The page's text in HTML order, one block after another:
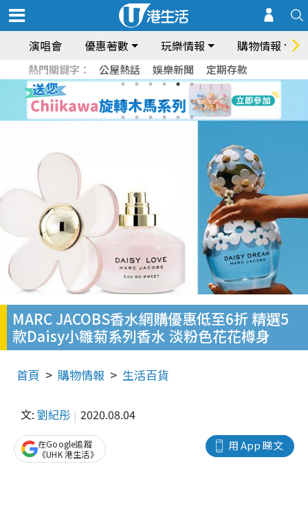
演唱會 優惠著數 玩樂情報 購物情報
熱門關鍵字： 公屋熱話 娛樂新聞 定期存款
MARC JACOBS香水網購優惠低至6折 精選5
款Daisy小雛菊系列香水 淡粉色花花樽身
首頁 購物情報 生活百貨
文: 劉紀彤 2020.08.04
用 App 睇文
在Google追蹤
《UHK 港生活》